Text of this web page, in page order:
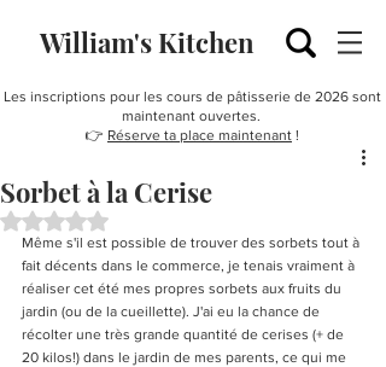
William's Kitchen
Les inscriptions pour les cours de pâtisserie de 2026 sont
maintenant ouvertes.
👉 Réserve ta place maintenant !
Sorbet à la Cerise
Noté NaN étoiles sur 5.
Même s'il est possible de trouver des sorbets tout à
fait décents dans le commerce, je tenais vraiment à
réaliser cet été mes propres sorbets aux fruits du
jardin (ou de la cueillette). J'ai eu la chance de
récolter une très grande quantité de cerises (+ de
20 kilos!) dans le jardin de mes parents, ce qui me